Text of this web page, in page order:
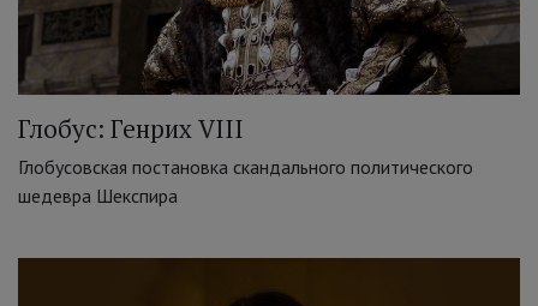
Глобус: Генрих VIII
Глобусовская постановка скандального политического
шедевра Шекспира